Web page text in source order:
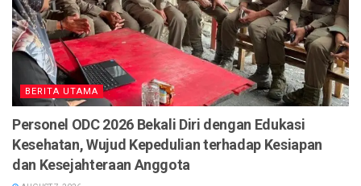
BERITA UTAMA
Personel ODC 2026 Bekali Diri dengan Edukasi
Kesehatan, Wujud Kepedulian terhadap Kesiapan
dan Kesejahteraan Anggota